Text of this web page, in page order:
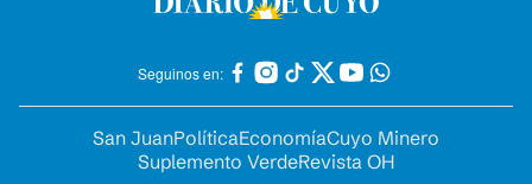
Seguinos en:
San JuanPolíticaEconomíaCuyo Minero
Suplemento VerdeRevista OH